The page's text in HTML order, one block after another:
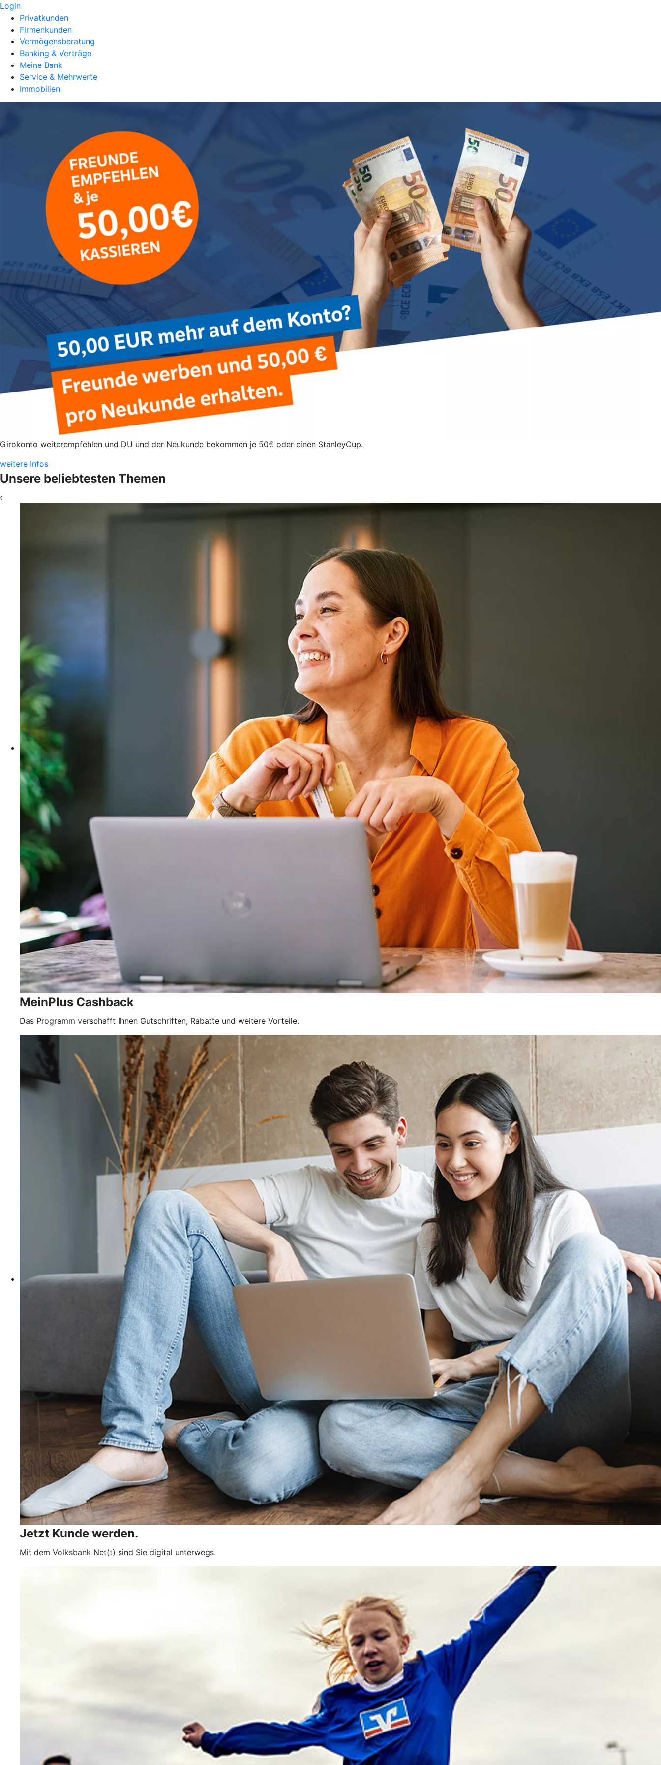
Login
Privatkunden
Firmenkunden
Vermögensberatung
Banking & Verträge
Meine Bank
Service & Mehrwerte
Immobilien
Girokonto weiterempfehlen und DU und der Neukunde bekommen je 50€ oder einen StanleyCup.
weitere Infos
Unsere beliebtesten Themen
‹
MeinPlus Cashback
Das Programm verschafft Ihnen Gutschriften, Rabatte und weitere Vorteile.
Jetzt Kunde werden.
Mit dem Volksbank Net(t) sind Sie digital unterwegs.